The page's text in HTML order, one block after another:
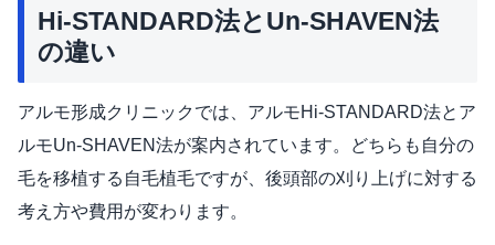
Hi-STANDARD法とUn-SHAVEN法
の違い
アルモ形成クリニックでは、アルモHi-STANDARD法とア
ルモUn-SHAVEN法が案内されています。どちらも自分の
毛を移植する自毛植毛ですが、後頭部の刈り上げに対する
考え方や費用が変わります。